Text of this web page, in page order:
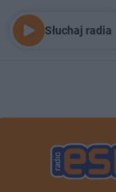
Słuchaj radia